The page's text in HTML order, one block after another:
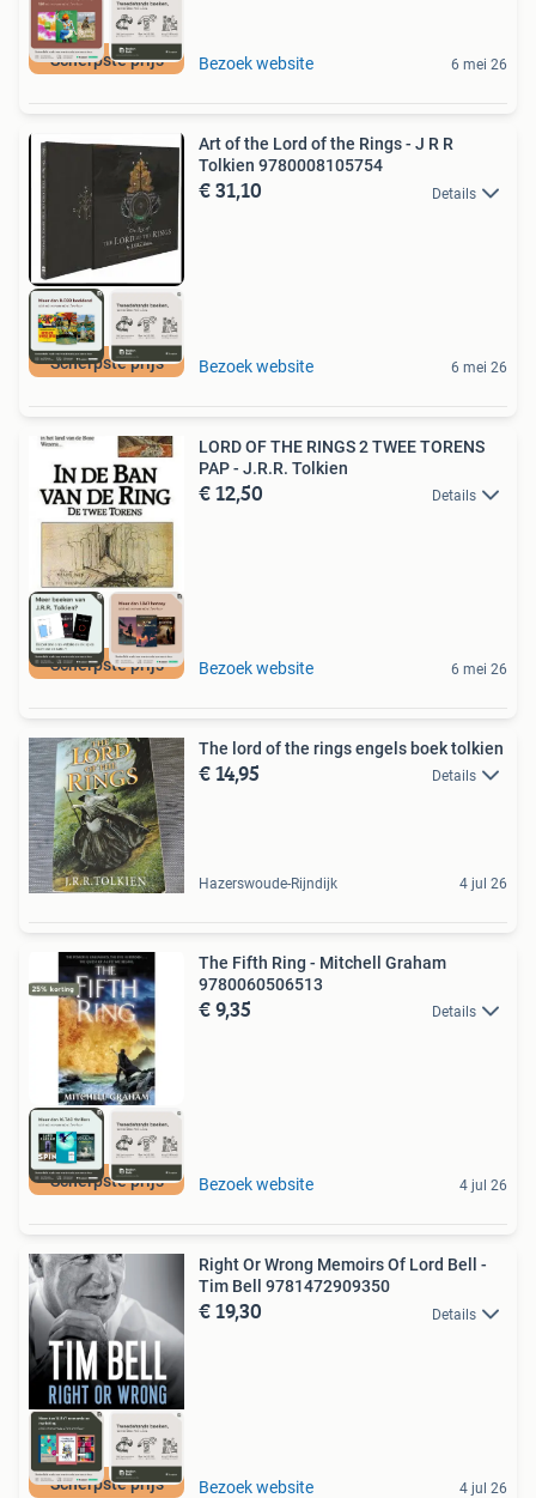
Scherpste prijs Bezoek website 6 mei 26
Scherpste prijs
Art of the Lord of the Rings - J R R
Tolkien 9780008105754
€ 31,10 Details
Bezoek website 6 mei 26
Scherpste prijs
LORD OF THE RINGS 2 TWEE TORENS
PAP - J.R.R. Tolkien
€ 12,50 Details
Bezoek website 6 mei 26
The lord of the rings engels boek tolkien
€ 14,95 Details
Hazerswoude-Rijndijk 4 jul 26
Scherpste prijs
The Fifth Ring - Mitchell Graham
9780060506513
€ 9,35 Details
Bezoek website 4 jul 26
Scherpste prijs
Right Or Wrong Memoirs Of Lord Bell -
Tim Bell 9781472909350
€ 19,30 Details
Bezoek website 4 jul 26